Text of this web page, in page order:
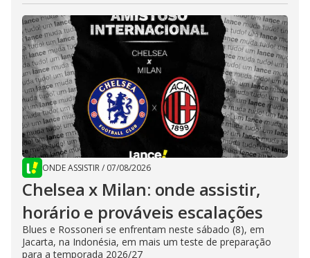
ONDE ASSISTIR/ 07/08/2026
Chelsea x Milan: onde assistir,
horário e prováveis escalações
Blues e Rossoneri se enfrentam neste sábado (8), em
Jacarta, na Indonésia, em mais um teste de preparação
para a temporada 2026/27